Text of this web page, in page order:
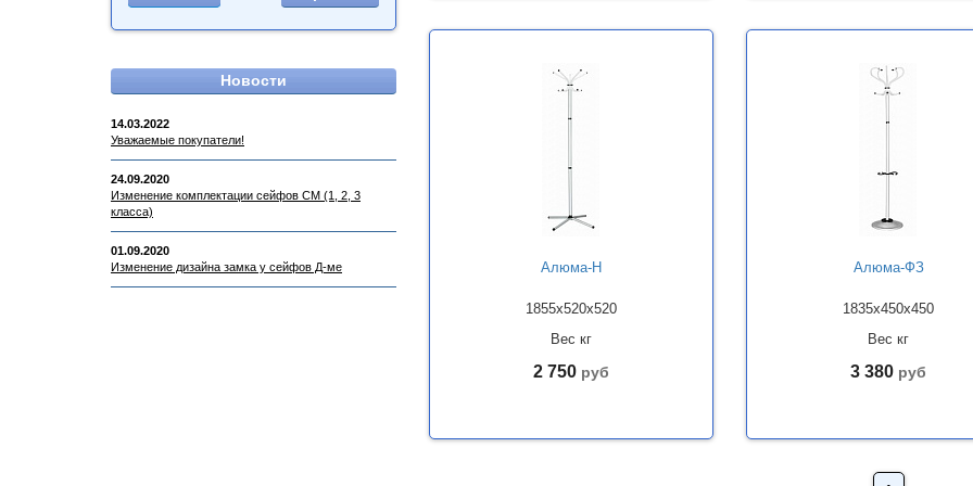
Новости
14.03.2022
Уважаемые покупатели!
24.09.2020
Изменение комплектации сейфов СМ (1, 2, 3
класса)
01.09.2020
Изменение дизайна замка у сейфов Д-ме
Алюма-Н
1855x520x520
Вес кг
2 750 руб
Алюма-ФЗ
1835x450x450
Вес кг
3 380 руб